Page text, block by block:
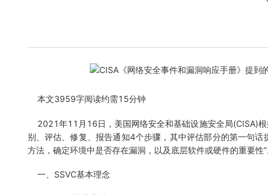
本文3959字阅读约需15分钟
2021年11月16日，美国网络安全和基础设施安全局(CISA)根
别、评估、修复、报告通知4个步骤，其中评估部分的第一句
方法，确定环境中是否存在漏洞，以及底层软件或硬件的重要性
一、SSVC基本理念